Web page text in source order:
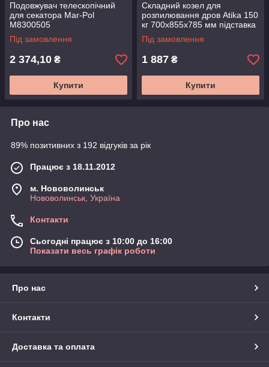
Подовжувач телескопічний
для секатора Mar-Pol
M8300505
Під замовлення
2 374,10 ₴
Купити
Складний козел для
розпилювання дров Atika 150
кг 700x855x785 мм підставка
для розпилу деревини
Під замовлення
1 887 ₴
Купити
Про нас
89% позитивних з 192 відгуків за рік
Працює з 18.11.2012
м. Нововолинськ
Нововолинськ, Україна
Контакти
Сьогодні працює з 10:00 до 16:00
Показати весь графік роботи
Про нас
Контакти
Доставка та оплата